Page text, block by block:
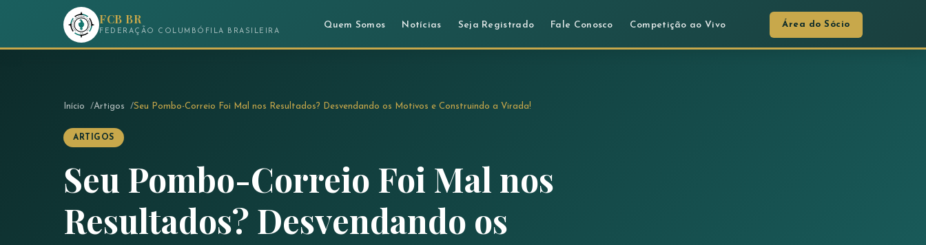
FCB BR
FEDERAÇÃO COLUMBÓFILA BRASILEIRA
Quem Somos Notícias Seja Registrado Fale Conosco Competição ao Vivo Área do Sócio
Início Artigos Seu Pombo-Correio Foi Mal nos Resultados? Desvendando os Motivos e Construindo a Virada!
ARTIGOS
Seu Pombo-Correio Foi Mal nos
Resultados? Desvendando os